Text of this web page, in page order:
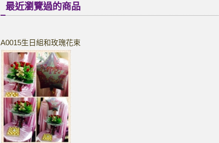
最近瀏覽過的商品
A0015生日組和玫瑰花束